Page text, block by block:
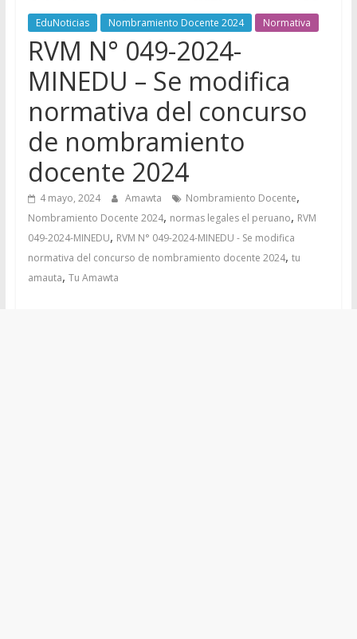
EduNoticias Nombramiento Docente 2024 Normativa
RVM N° 049-2024-
MINEDU – Se modifica
normativa del concurso
de nombramiento
docente 2024
4 mayo, 2024 Amawta Nombramiento Docente,
Nombramiento Docente 2024, normas legales el peruano, RVM
049-2024-MINEDU, RVM N° 049-2024-MINEDU - Se modifica
normativa del concurso de nombramiento docente 2024, tu
amauta, Tu Amawta